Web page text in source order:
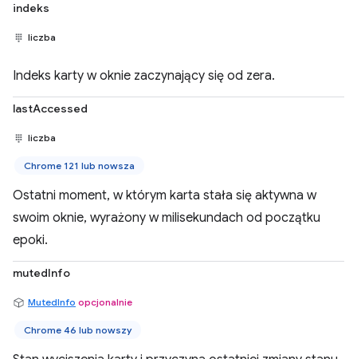
indeks
liczba
Indeks karty w oknie zaczynający się od zera.
lastAccessed
liczba
Chrome 121 lub nowsza
Ostatni moment, w którym karta stała się aktywna w
swoim oknie, wyrażony w milisekundach od początku
epoki.
mutedInfo
MutedInfo opcjonalnie
Chrome 46 lub nowszy